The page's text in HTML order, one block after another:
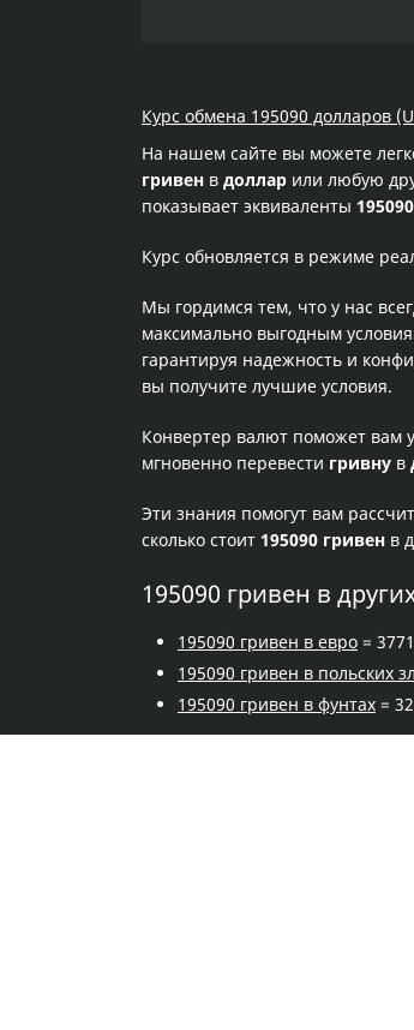
Курс обмена 195090 долларов
На нашем сайте вы можете
гривен в доллар или любую
показывает эквиваленты
Курс обновляется в режиме
Мы гордимся тем, что у нас
максимально выгодным
гарантируя надежность и
вы получите лучшие условия.
Конвертер валют поможет вам
мгновенно перевести гривну в
Эти знания помогут вам
сколько стоит 195090 гривен в
195090 гривен в
195090 гривен в евро =
195090 гривен в польских
195090 гривен в фунтах =